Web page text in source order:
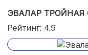
ЭВАЛАР ТРОЙНАЯ
Рейтинг: 4.9